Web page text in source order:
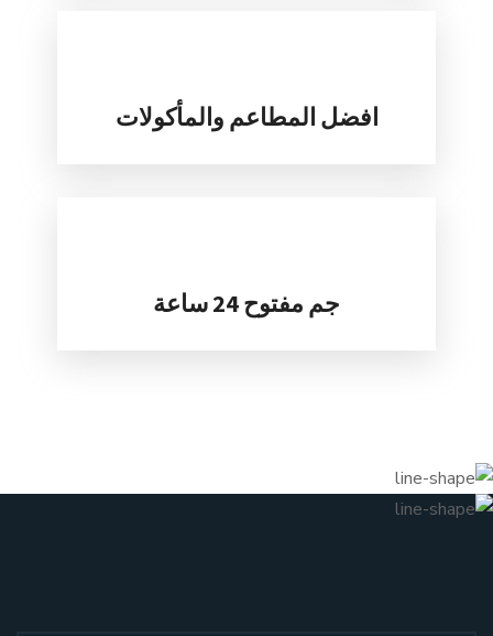
افضل المطاعم والمأكولات
جم مفتوح 24 ساعة